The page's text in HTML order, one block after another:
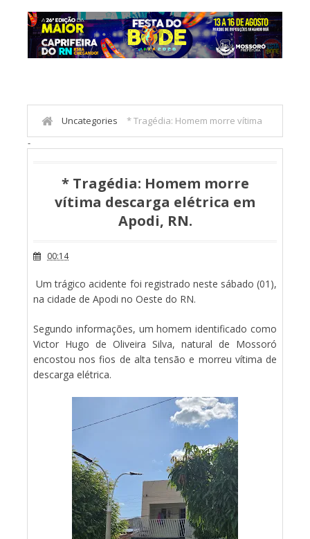
Uncategories * Tragédia: Homem morre vítima
descarga elétrica em Apodi, RN.
-
* Tragédia: Homem morre
vítima descarga elétrica em
Apodi, RN.
00:14
Um trágico acidente foi registrado neste sábado (01),
na cidade de Apodi no Oeste do RN.
Segundo informações, um homem identificado como
Victor Hugo de Oliveira Silva, natural de Mossoró
encostou nos fios de alta tensão e morreu vítima de
descarga elétrica.